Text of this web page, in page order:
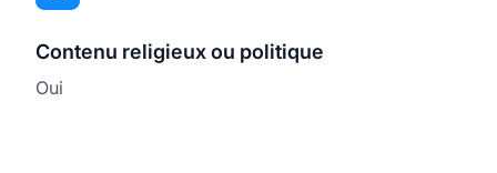
Contenu religieux ou politique
Oui